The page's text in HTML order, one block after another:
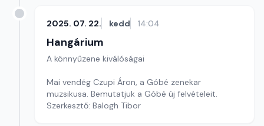
2025. 07. 22. kedd 14:04
Hangárium
A könnyűzene kiválóságai
Mai vendég Czupi Áron, a Góbé zenekar
muzsikusa. Bemutatjuk a Góbé új felvételeit.
Szerkesztő: Balogh Tibor